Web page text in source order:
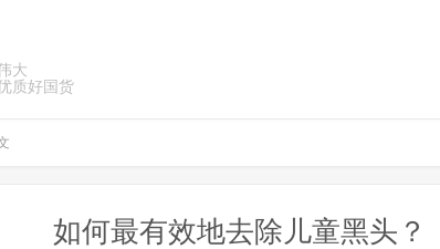
大
质好国货
如何最有效地去除儿童黑头？